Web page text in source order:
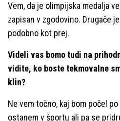
Vem, da je olimpijska medalja
zapisan v zgodovino. Drugače
podobno kot prej.
Videli vas bomo tudi na
vidite, ko boste tekmovalne
klin?
Ne vem točno, kaj bom počel
ostanem v športu ali pa se